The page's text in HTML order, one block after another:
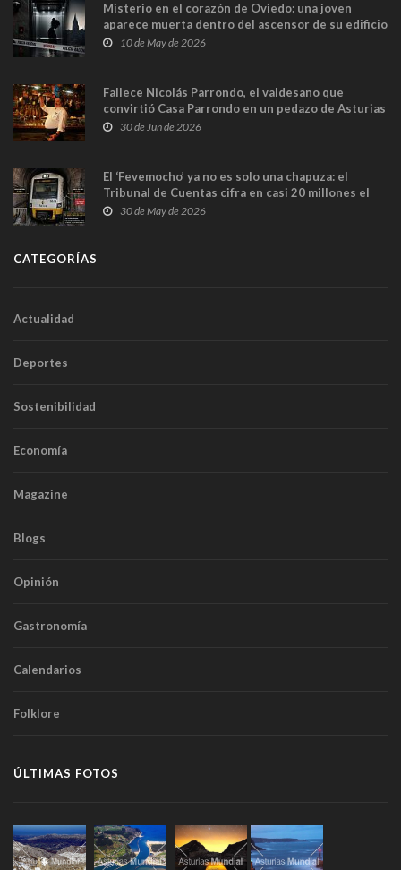
Misterio en el corazón de Oviedo: una joven
aparece muerta dentro del ascensor de su edificio
y las cámaras captan sus últimos minutos
10 de May de 2026
Fallece Nicolás Parrondo, el valdesano que
convirtió Casa Parrondo en un pedazo de Asturias
en Madrid
30 de Jun de 2026
El ‘Fevemocho’ ya no es solo una chapuza: el
Tribunal de Cuentas cifra en casi 20 millones el
sobrecoste de los trenes que no cabían por los
30 de May de 2026
CATEGORÍAS
Actualidad
Deportes
Sostenibilidad
Economía
Magazine
Blogs
Opinión
Gastronomía
Calendarios
Folklore
ÚLTIMAS FOTOS